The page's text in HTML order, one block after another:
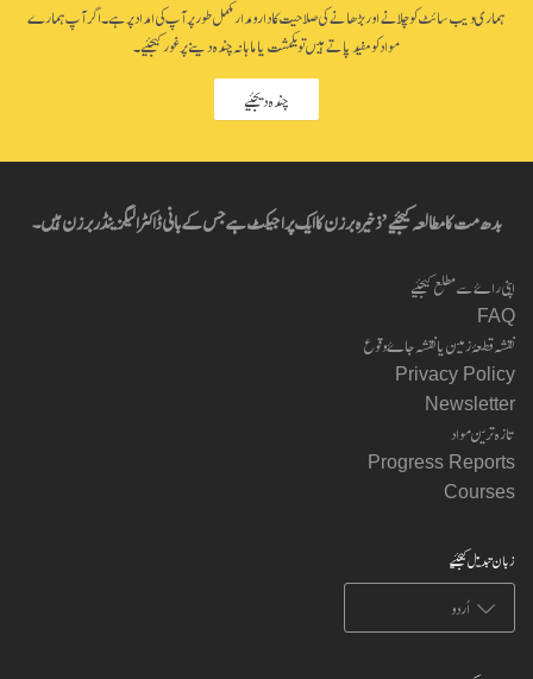
ہماری ویب سائٹ کو چلانے اور بڑھانے کی صلاحیت کا دارومدار مکمل طور پر آپ کی امداد پر ہے۔ اگر آپ ہمارے
مواد کو مفید پاتے ہیں تو یکمشت یا ماہانہ چندہ دینے پر غور کیجئیے۔
چندہ دیجئیے
بدھ مت کا مطالعہ کیجئیے’ ذخیرہ برزن کا ایک پراجیکٹ ہے جس کے بانی ڈاکٹر الیگزینڈر برزن ہیں۔
اپنی راۓ سے مطلع کیجئیے
FAQ
نقشہ قطعۂ زمین یا نقشہ جاۓ وقوع
Privacy Policy
Newsletter
تازہ ترین مواد
Progress Reports
Courses
زبان تبدیل کیجئیے